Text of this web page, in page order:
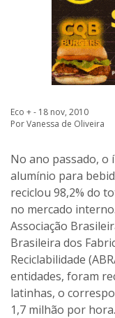
Eco + - 18 nov, 2010
Por Vanessa de Oliveira
No ano passado, o
alumínio para
reciclou 98,2% do
no mercado
Associação
Brasileira dos
Reciclabilidade
entidades, foram
latinhas, o
1,7 milhão por hora.